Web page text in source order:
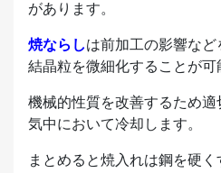
があります。
焼ならしは前加工の影響など
結晶粒を微細化することが可
機械的性質を改善するため
気中において冷却します。
まとめると焼入れは鋼を硬